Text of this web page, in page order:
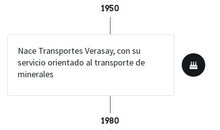
1950
Nace Transportes Verasay, con su
servicio orientado al transporte de
minerales
1980